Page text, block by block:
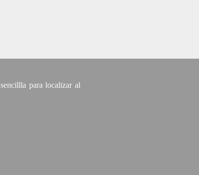
para localizar al